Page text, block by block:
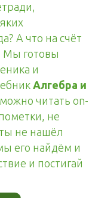
А что на счёт
Мы готовы
и
Алгебра и
можно читать on-
не
не нашёл
его найдём и
и постигай